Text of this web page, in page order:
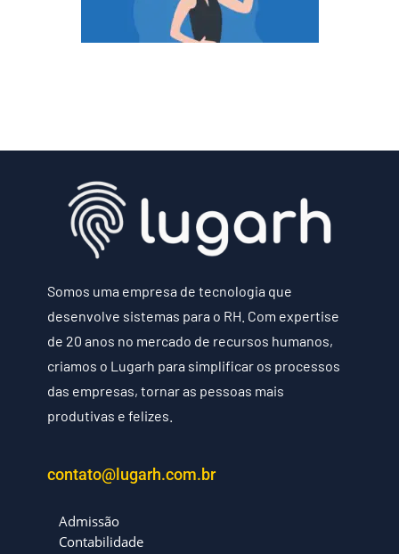
Somos uma empresa de tecnologia que
desenvolve sistemas para o RH. Com expertise
de 20 anos no mercado de recursos humanos,
criamos o Lugarh para simplificar os processos
das empresas, tornar as pessoas mais
produtivas e felizes.
contato@lugarh.com.br
Admissão
Contabilidade